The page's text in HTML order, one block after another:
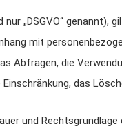
„DSGVO“ genannt),
mit
Abfragen, die
das
und Rechtsgrundlage